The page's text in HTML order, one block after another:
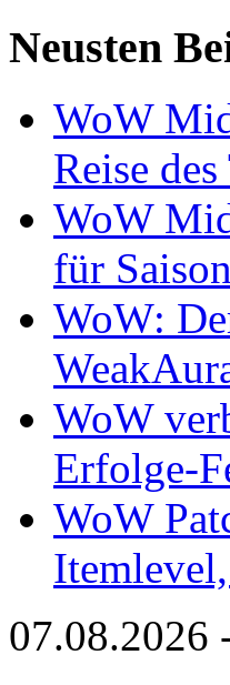
Neusten
WoW
Reise
WoW
für
WoW:
WoW
Erfolge-
WoW
07.08.2026